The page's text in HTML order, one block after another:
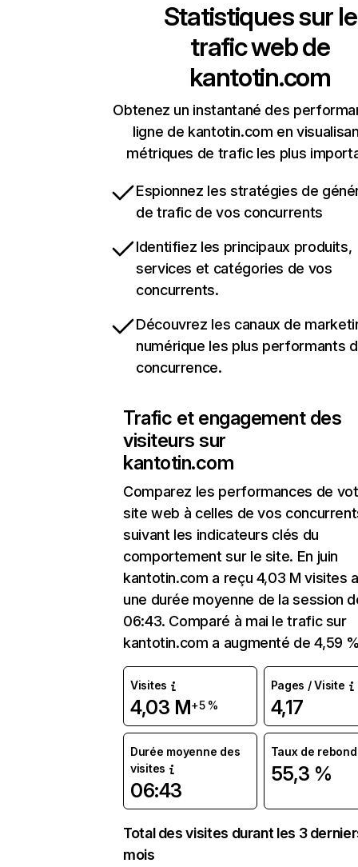
Statistiques sur le
trafic web de
kantotin.com
Obtenez un instantané des
ligne de kantotin.com en
métriques de trafic les plus
Espionnez les stratégies de
de trafic de vos concurrents
Identifiez les principaux produits,
services et catégories de vos
concurrents.
Découvrez les canaux de
numérique les plus performants
concurrence.
Trafic et engagement des
visiteurs sur
kantotin.com
Comparez les performances de
site web à celles de vos
suivant les indicateurs clés du
comportement sur le site. En juin
kantotin.com a reçu 4,03 M visites
une durée moyenne de la session
06:43. Comparé à mai le trafic sur
kantotin.com a augmenté de 4,59
Visites
4,03 M+5 %
Pages / Visite
4,17
Durée moyenne des
visites
06:43
Taux de rebond
55,3 %
Total des visites durant les 3
mois